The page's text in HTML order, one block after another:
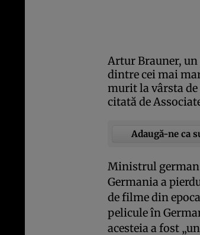
Artur Brauner,
dintre cei mai
murit la vârsta
citată de
Adaugă-ne ca
Ministrul german
Germania a
de filme din
pelicule în
acesteia a fost